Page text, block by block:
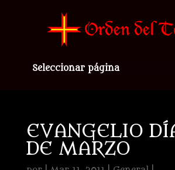
Seleccionar página
EVANGELIO
DE MARZO